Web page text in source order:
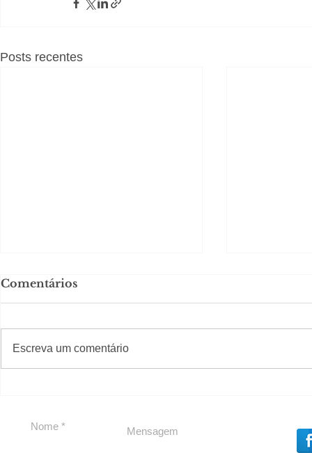
Posts recentes
para São Paulo
Comentários
Escreva um comentário
#Sugestões